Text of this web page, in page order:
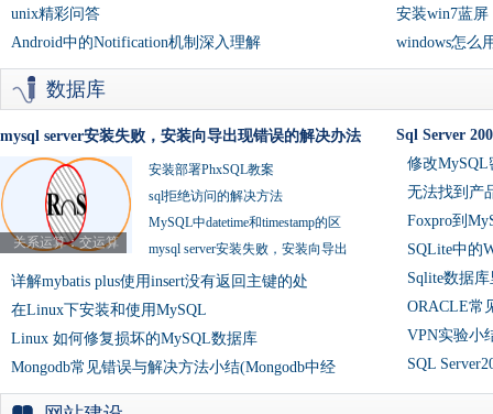
unix精彩问答
安装win7蓝屏
Android中的Notification机制深入理解
windows怎么
数据库
mysql server安装失败，安装向导出现错误的解决办法
关系运算：交运算
安装部署PhxSQL教案
sql拒绝访问的解决方法
MySQL中datetime和timestamp的区
mysql server安装失败，安装向导出
详解mybatis plus使用insert没有返回主键的处
在Linux下安装和使用MySQL
Linux 如何修复损坏的MySQL数据库
Mongodb常见错误与解决方法小结(Mongodb中经
Sql Server
修改
无法找到产
Foxpro到
SQLite中的
Sqlite数据
ORACLE常
VPN实验小
SQL